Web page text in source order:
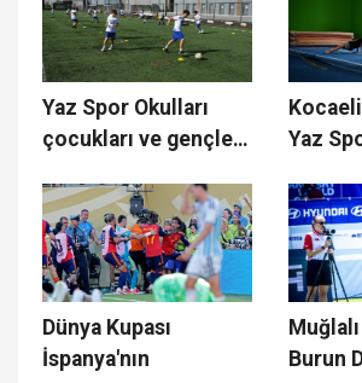
Yaz Spor Okulları
çocukları ve gençleri
Kocaeli
Yaz
Dünya Kupası
İspanya'nın
Burun